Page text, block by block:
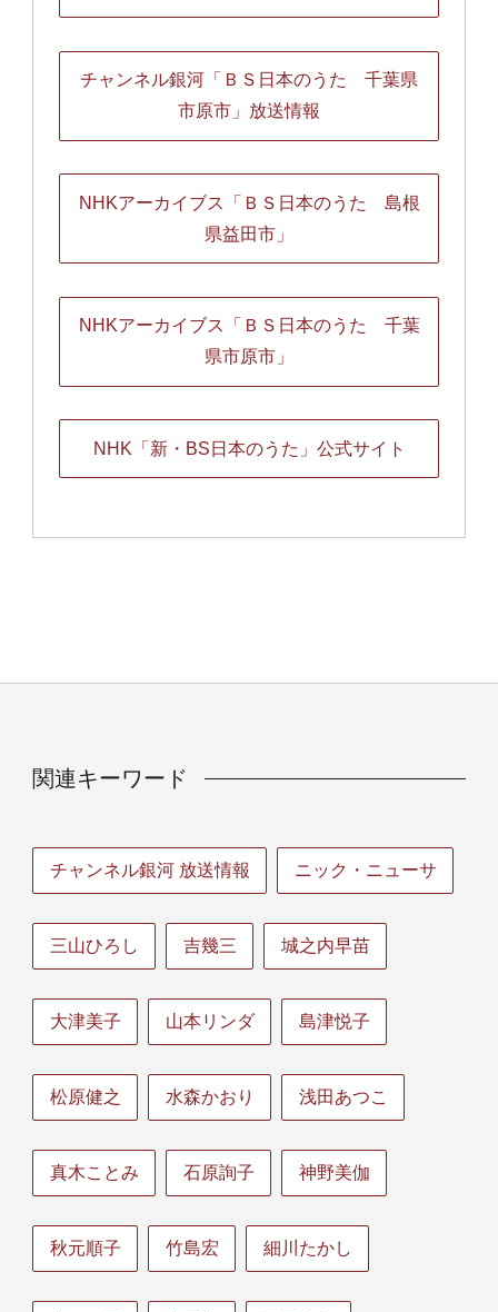
チャンネル銀河「ＢＳ日本のうた 千葉県
市原市」放送情報
NHKアーカイブス「ＢＳ日本のうた 島根
県益田市」
NHKアーカイブス「ＢＳ日本のうた 千葉
県市原市」
NHK「新・BS日本のうた」公式サイト
関連キーワード
チャンネル銀河 放送情報 ニック・ニューサ
三山ひろし 吉幾三 城之内早苗
大津美子 山本リンダ 島津悦子
松原健之 水森かおり 浅田あつこ
真木ことみ 石原詢子 神野美伽
秋元順子 竹島宏 細川たかし